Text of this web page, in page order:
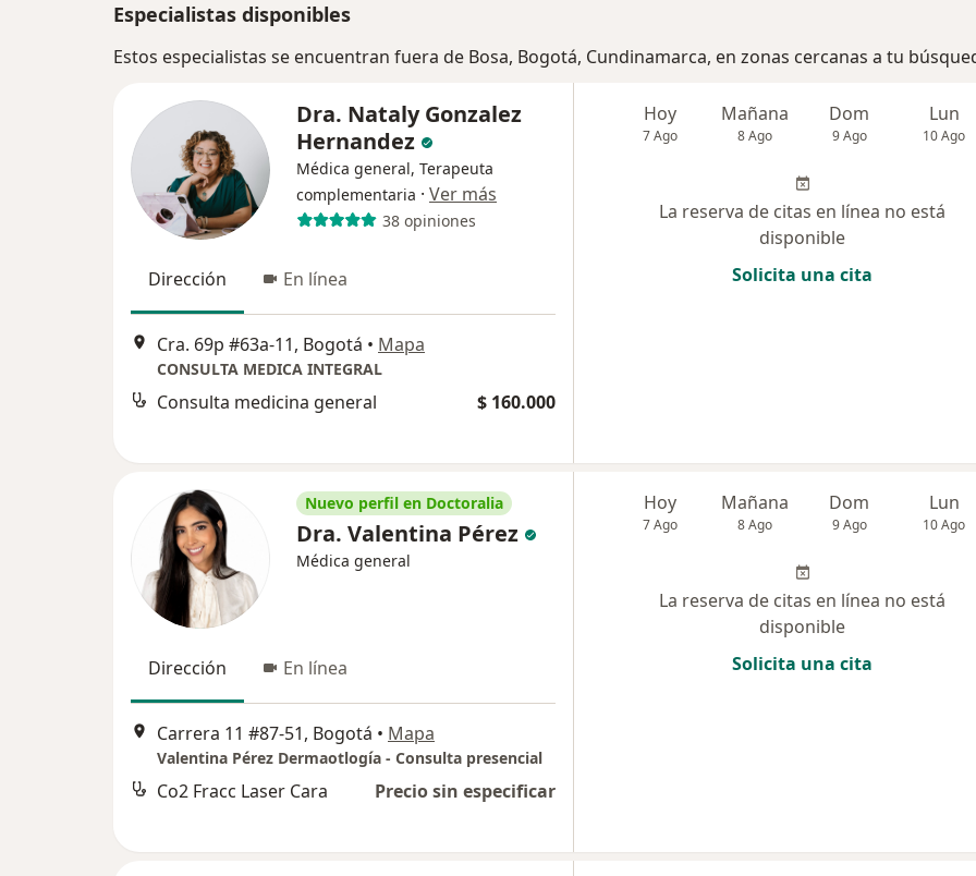
Especialistas disponibles
Estos especialistas se encuentran fuera de Bosa, Bogotá, Cundinamarca, en zonas cercanas a tu
Dra. Nataly Gonzalez
Hernandez
Médica general, Terapeuta
complementaria · Ver más
38 opiniones
Dirección En línea
Cra. 69p #63a-11, Bogotá • Mapa
CONSULTA MEDICA INTEGRAL
Consulta medicina general $ 160.000
Hoy
7 Ago
Mañana
8 Ago
Dom
9 Ago
Lun
10 Ago
La reserva de citas en línea no está
disponible
Solicita una cita
Nuevo perfil en Doctoralia
Dra. Valentina Pérez
Médica general
Dirección En línea
Carrera 11 #87-51, Bogotá • Mapa
Valentina Pérez Dermaotlogía - Consulta presencial
Co2 Fracc Laser Cara Precio sin especificar
Hoy
7 Ago
Mañana
8 Ago
Dom
9 Ago
Lun
10 Ago
La reserva de citas en línea no está
disponible
Solicita una cita